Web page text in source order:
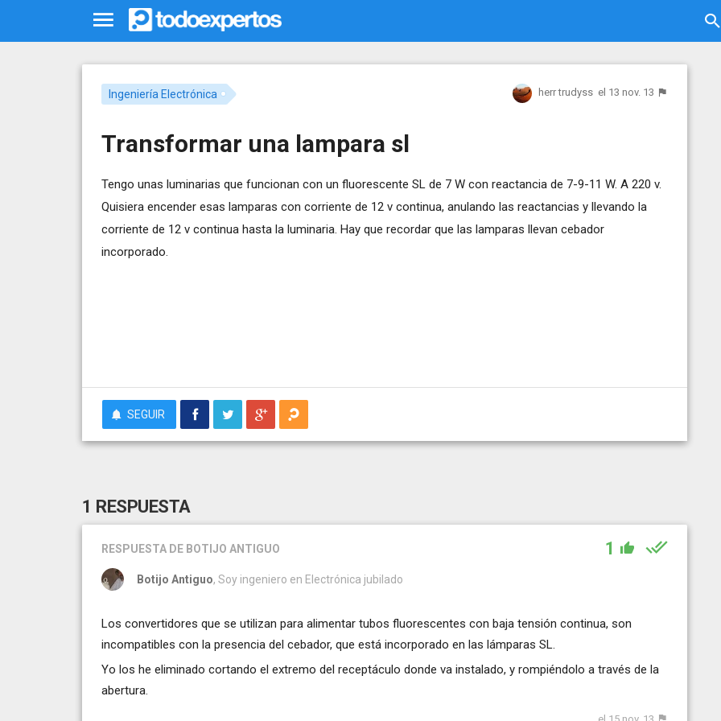
Ingeniería Electrónica herr trudyss el 13 nov. 13
Transformar una lampara sl
Tengo unas luminarias que funcionan con un fluorescente SL de 7 W con reactancia de 7-9-11 W. A 220 v.
Quisiera encender esas lamparas con corriente de 12 v continua, anulando las reactancias y llevando la
corriente de 12 v continua hasta la luminaria. Hay que recordar que las lamparas llevan cebador
incorporado.
SEGUIR
1 RESPUESTA
RESPUESTA DE BOTIJO ANTIGUO 1
Botijo Antiguo, Soy ingeniero en Electrónica jubilado
Los convertidores que se utilizan para alimentar tubos fluorescentes con baja tensión continua, son
incompatibles con la presencia del cebador, que está incorporado en las lámparas SL.
Yo los he eliminado cortando el extremo del receptáculo donde va instalado, y rompiéndolo a través de la
abertura.